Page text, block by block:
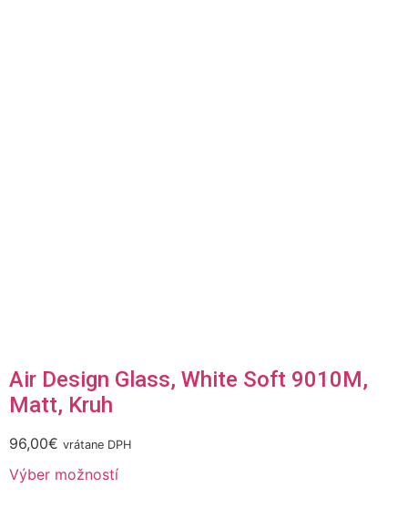
Air Design Glass, White Soft 9010M,
Matt, Kruh
96,00€ vrátane DPH
Výber možností